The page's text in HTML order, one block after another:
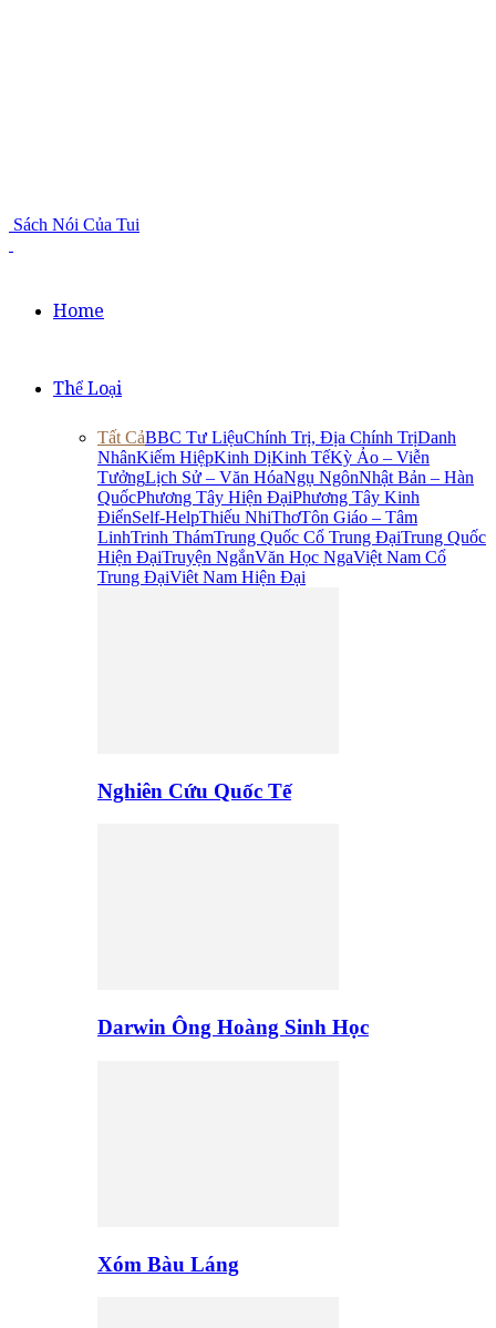
Sách Nói Của Tui
Home
Thể Loại
Tất CảBBC Tư LiệuChính Trị, Địa Chính TrịDanh
NhânKiếm HiệpKinh DịKinh TếKỳ Ảo – Viễn
TưởngLịch Sử – Văn HóaNgụ NgônNhật Bản – Hàn
QuốcPhương Tây Hiện ĐạiPhương Tây Kinh
ĐiểnSelf-HelpThiếu NhiThơTôn Giáo – Tâm
LinhTrinh ThámTrung Quốc Cổ Trung ĐạiTrung Quốc
Hiện ĐạiTruyện NgắnVăn Học NgaViệt Nam Cổ
Trung ĐạiViêt Nam Hiện Đại
Nghiên Cứu Quốc Tế
Darwin Ông Hoàng Sinh Học
Xóm Bàu Láng